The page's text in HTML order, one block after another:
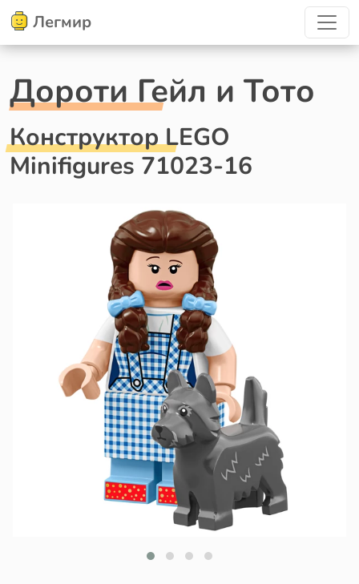
Легмир
Дороти Гейл и Тото
Конструктор LEGO
Minifigures 71023-16